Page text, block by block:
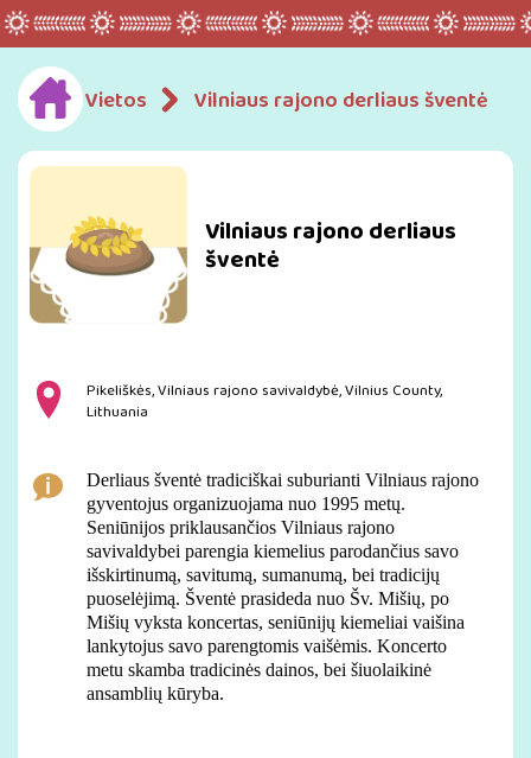
Vietos Vilniaus rajono derliaus šventė
Vilniaus rajono derliaus
šventė
Pikeliškės, Vilniaus rajono savivaldybė, Vilnius County,
Lithuania
Derliaus šventė tradiciškai suburianti Vilniaus rajono
gyventojus organizuojama nuo 1995 metų.
Seniūnijos priklausančios Vilniaus rajono
savivaldybei parengia kiemelius parodančius savo
išskirtinumą, savitumą, sumanumą, bei tradicijų
puoselėjimą. Šventė prasideda nuo Šv. Mišių, po
Mišių vyksta koncertas, seniūnijų kiemeliai vaišina
lankytojus savo parengtomis vaišėmis. Koncerto
metu skamba tradicinės dainos, bei šiuolaikinė
ansamblių kūryba.